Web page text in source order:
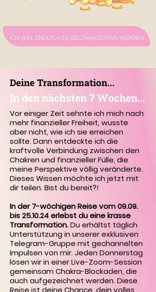
ICH WILL ENDLICH ZU GELDMAGENTEN WERDEN
Deine Transformation...
In den nächsten 7 Wochen...
Vor einiger Zeit sehnte ich mich nach
mehr finanzieller Freiheit, wusste
aber nicht, wie ich sie erreichen
sollte. Dann entdeckte ich die
kraftvolle Verbindung zwischen den
Chakren und finanzieller Fülle, die
meine Perspektive völlig veränderte.
Dieses Wissen möchte ich jetzt mit
dir teilen. Bist du bereit?!
In der 7-wöchigen Reise vom 09.09.
bis 25.10.24 erlebst du eine krasse
Transformation.Du erhältst täglich
Unterstützung in unserer exklusiven
Telegram-Gruppe mit gechannelten
Impulsen von mir. Jeden Donnerstag
lösen wir in einer Live-Zoom-Session
gemeinsam Chakra-Blockaden, die
auch aufgezeichnet werden. Diese
Reise ist deine Chance, dein volles